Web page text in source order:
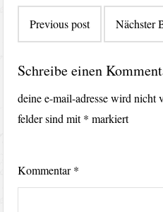
Previous post Nächster
Schreibe einen
deine e-mail-adresse wird nicht
felder sind mit* markiert
Kommentar*